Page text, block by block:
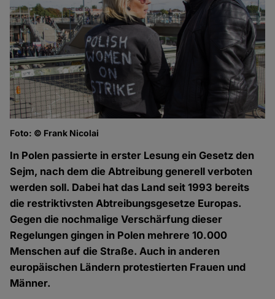
Foto: © Frank Nicolai
In Polen passierte in erster Lesung ein Gesetz den
Sejm, nach dem die Abtreibung generell verboten
werden soll. Dabei hat das Land seit 1993 bereits
die restriktivsten Abtreibungsgesetze Europas.
Gegen die nochmalige Verschärfung dieser
Regelungen gingen in Polen mehrere 10.000
Menschen auf die Straße. Auch in anderen
europäischen Ländern protestierten Frauen und
Männer.